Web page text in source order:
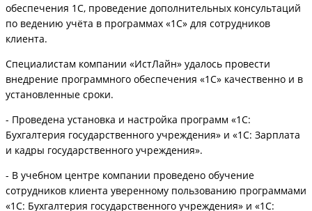
обеспечения 1С, проведение дополнительных консультаций
по ведению учёта в программах «1С» для сотрудников
клиента.
Специалистам компании «ИстЛайн» удалось провести
внедрение программного обеспечения «1С» качественно и в
установленные сроки.
- Проведена установка и настройка программ «1С:
Бухгалтерия государственного учреждения» и «1С: Зарплата
и кадры государственного учреждения».
- В учебном центре компании проведено обучение
сотрудников клиента уверенному пользованию программами
«1С: Бухгалтерия государственного учреждения» и «1С: